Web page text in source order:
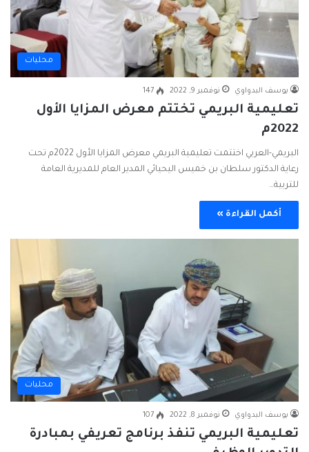
محليات
يوسف البدواوي نوفمبر 9, 2022 147
تعليمية البريمي تختتم معرض المزايا الأول
2022م
البريمي-العربي اختتمت تعليمية البريمي معرض المزايا الأول 2022م تحت
رعاية الدكتور سلطان بن خميس اليحيائي المدير العام للمديرية العامة
للتربية…
أكمل القراءة »
محليات
يوسف البدواوي نوفمبر 8, 2022 107
تعليمية البريمي تنفذ برنامج تعريفي بمبادرة